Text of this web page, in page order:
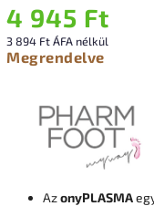
4 945 Ft
3 894 Ft ÁFA nélkül
Megrendelve
AzonyPLASMA